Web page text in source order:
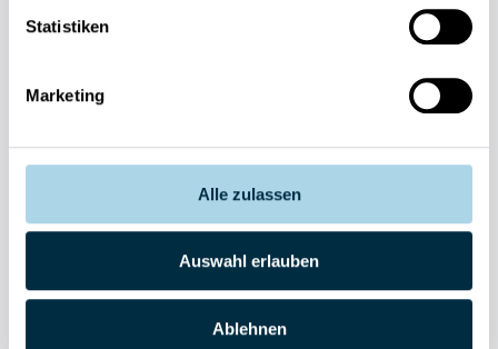
Statistiken
Marketing
Alle zulassen
Auswahl erlauben
Ablehnen
Fragen und Wünsche?
038393-
Anlage
Sterne